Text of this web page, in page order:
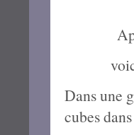
Dans une
cubes